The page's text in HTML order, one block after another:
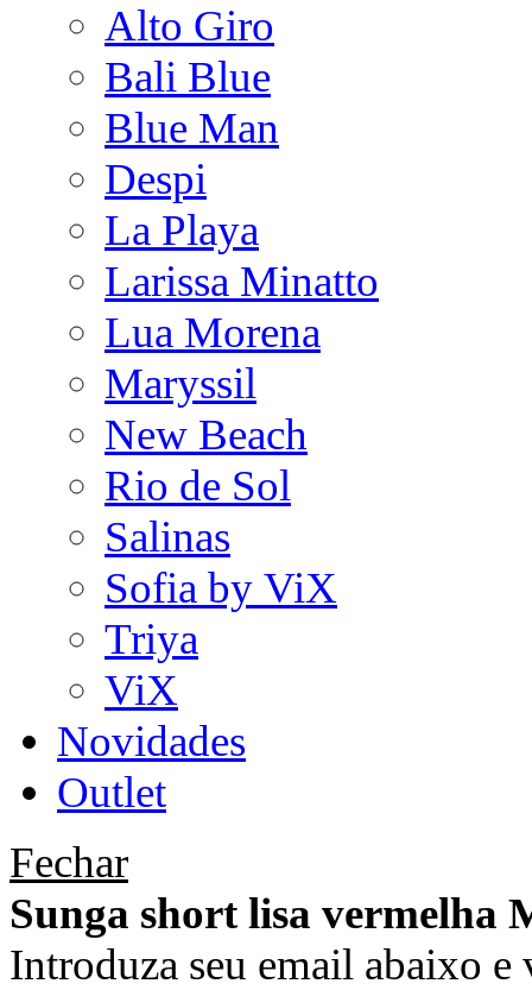
Alto Giro
Bali Blue
Blue Man
Despi
La Playa
Larissa Minatto
Lua Morena
Maryssil
New Beach
Rio de Sol
Salinas
Sofia by ViX
Triya
ViX
Novidades
Outlet
Fechar
Sunga short lisa vermelha
Introduza seu email abaixo